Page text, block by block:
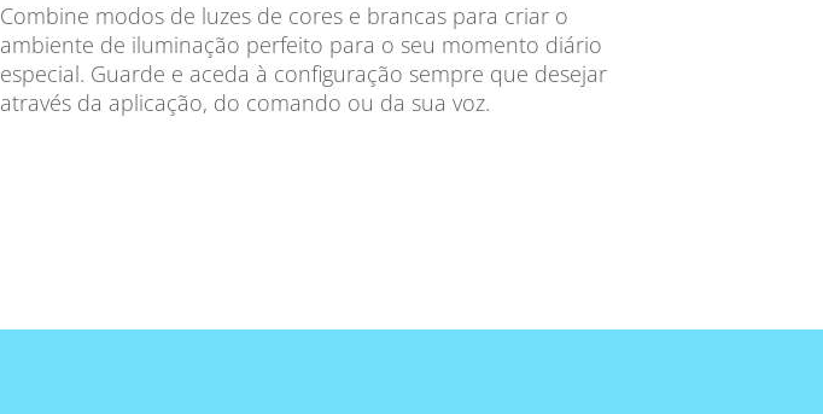
Combine modos de luzes de cores e brancas para criar o
ambiente de iluminação perfeito para o seu momento diário
especial. Guarde e aceda à configuração sempre que desejar
através da aplicação, do comando ou da sua voz.